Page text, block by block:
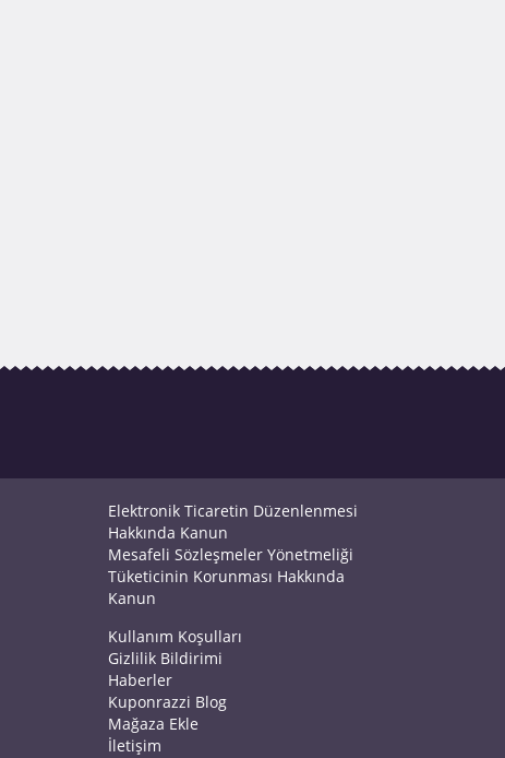
Elektronik Ticaretin Düzenlenmesi
Hakkında Kanun
Mesafeli Sözleşmeler Yönetmeliği
Tüketicinin Korunması Hakkında
Kanun
Kullanım Koşulları
Gizlilik Bildirimi
Haberler
Kuponrazzi Blog
Mağaza Ekle
İletişim